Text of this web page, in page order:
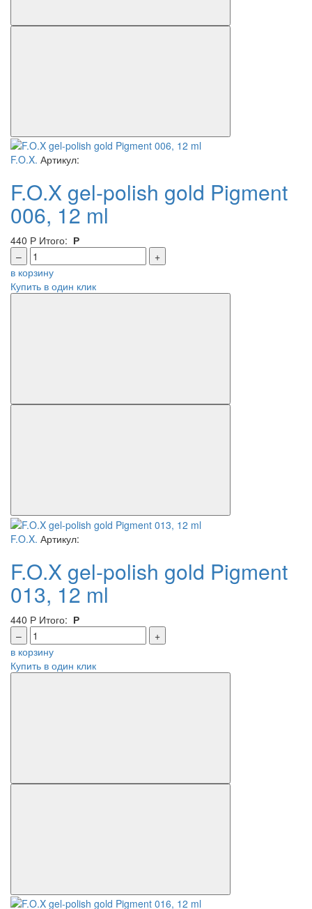
F.O.X. Артикул:
F.O.X gel-polish gold Pigment
006, 12 ml
440 Р Итого: Р
–
+
в корзину
Купить в один клик
F.O.X. Артикул:
F.O.X gel-polish gold Pigment
013, 12 ml
440 Р Итого: Р
–
+
в корзину
Купить в один клик